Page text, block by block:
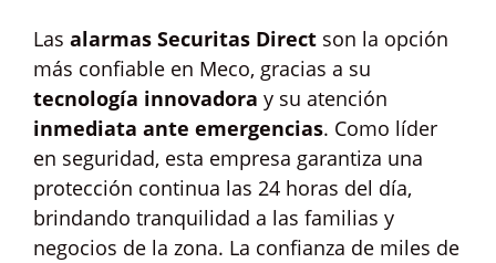
Las alarmas Securitas Direct son la opción
más confiable en Meco, gracias a su
tecnología innovadora y su atención
inmediata ante emergencias. Como líder
en seguridad, esta empresa garantiza una
protección continua las 24 horas del día,
brindando tranquilidad a las familias y
negocios de la zona. La confianza de miles de